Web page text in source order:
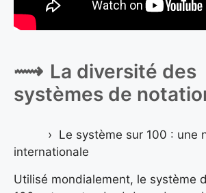
La diversité des
systèmes de
Le système sur 100 : une
internationale
Utilisé mondialement, le système